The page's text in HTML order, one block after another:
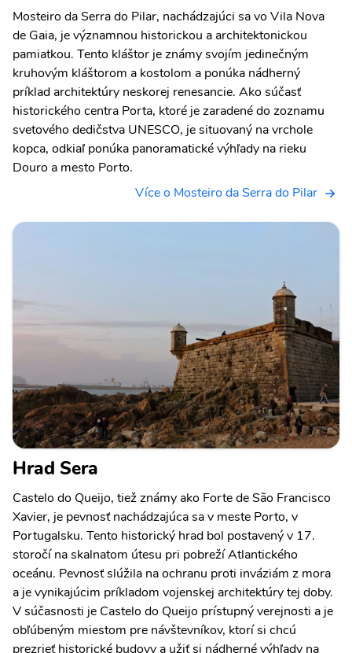
Mosteiro da Serra do Pilar, nachádzajúci sa vo Vila Nova
de Gaia, je významnou historickou a architektonickou
pamiatkou. Tento kláštor je známy svojím jedinečným
kruhovým kláštorom a kostolom a ponúka nádherný
príklad architektúry neskorej renesancie. Ako súčasť
historického centra Porta, ktoré je zaradené do zoznamu
svetového dedičstva UNESCO, je situovaný na vrchole
kopca, odkiaľ ponúka panoramatické výhľady na rieku
Douro a mesto Porto.
Více o Mosteiro da Serra do Pilar
Hrad Sera
Castelo do Queijo, tiež známy ako Forte de São Francisco
Xavier, je pevnosť nachádzajúca sa v meste Porto, v
Portugalsku. Tento historický hrad bol postavený v 17.
storočí na skalnatom útesu pri pobreží Atlantického
oceánu. Pevnosť slúžila na ochranu proti inváziám z mora
a je vynikajúcim príkladom vojenskej architektúry tej doby.
V súčasnosti je Castelo do Queijo prístupný verejnosti a je
obľúbeným miestom pre návštevníkov, ktorí si chcú
prezrieť historické budovy a užiť si nádherné výhľady na